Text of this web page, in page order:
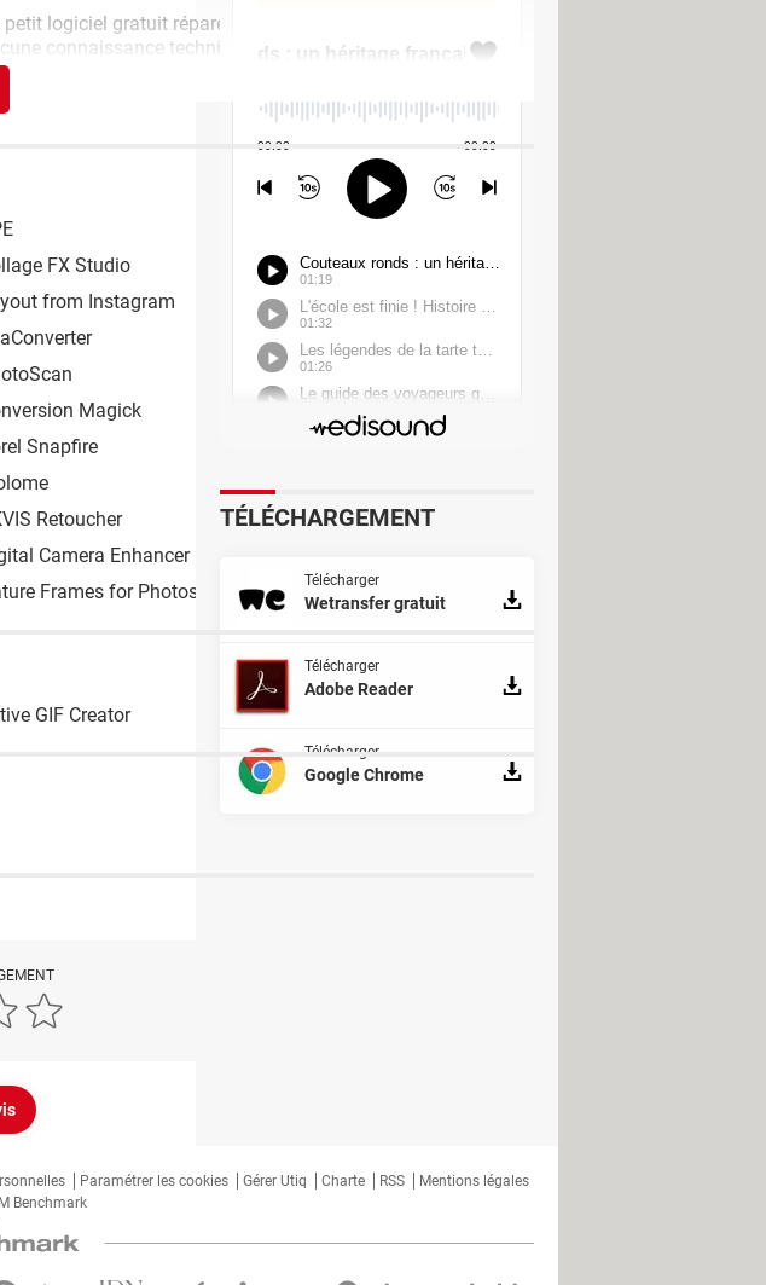
petit logiciel gratuit répare automatiquement votre PC sans
connaissance technique
> Guide
meilleurs logiciels gratuits de sauvegarde pour Windows>
FX Studio
from Instagram
Magick
Snapfire
Retoucher
Camera Enhancer
Frames for Photos
GIF Creator
TÉLÉCHARGEMENT
Télécharger
Wetransfer gratuit
Télécharger
Adobe Reader
Télécharger
Google Chrome
Paramétrer les cookies Gérer Utiq Charte RSS
Mentions légales
Benchmark